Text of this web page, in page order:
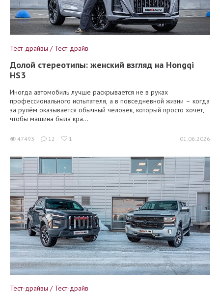
Тест-драйвы / Тест-драйв
Долой стереотипы: женский взгляд на Hongqi
HS3
Иногда автомобиль лучше раскрывается не в руках
профессионального испытателя, а в повседневной жизни – когда
за рулём оказывается обычный человек, который просто хочет,
чтобы машина была кра...
47493 12 1 01.06.2026
Тест-драйвы / Тест-драйв